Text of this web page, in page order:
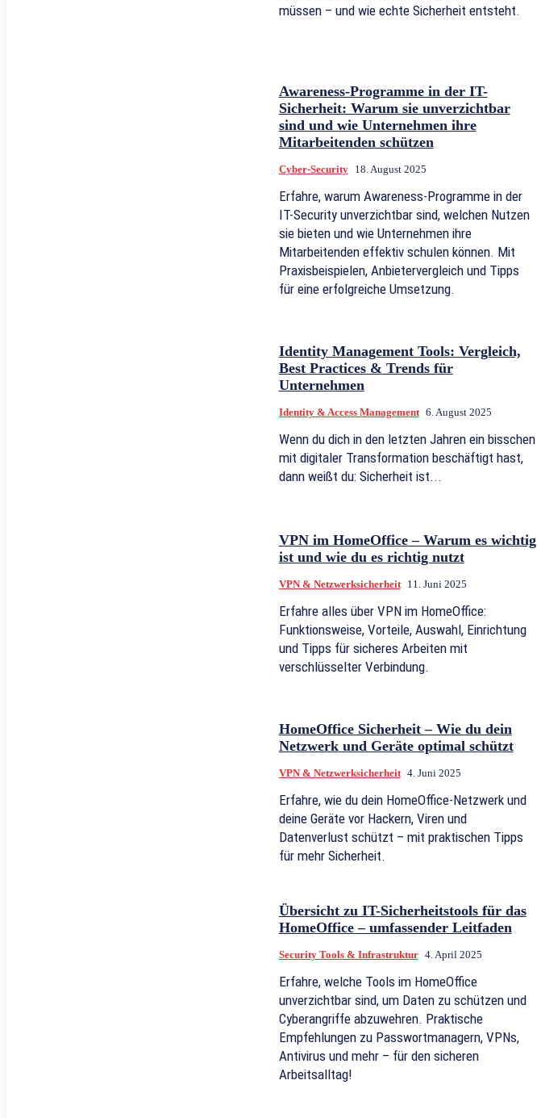
müssen – und wie echte Sicherheit entsteht.
Awareness-Programme in der IT-
Sicherheit: Warum sie unverzichtbar
sind und wie Unternehmen ihre
Mitarbeitenden schützen
Cyber-Security 18. August 2025
Erfahre, warum Awareness-Programme in der
IT-Security unverzichtbar sind, welchen Nutzen
sie bieten und wie Unternehmen ihre
Mitarbeitenden effektiv schulen können. Mit
Praxisbeispielen, Anbietervergleich und Tipps
für eine erfolgreiche Umsetzung.
Identity Management Tools: Vergleich,
Best Practices & Trends für
Unternehmen
Identity & Access Management 6. August 2025
Wenn du dich in den letzten Jahren ein bisschen
mit digitaler Transformation beschäftigt hast,
dann weißt du: Sicherheit ist...
VPN im HomeOffice – Warum es wichtig
ist und wie du es richtig nutzt
VPN & Netzwerksicherheit 11. Juni 2025
Erfahre alles über VPN im HomeOffice:
Funktionsweise, Vorteile, Auswahl, Einrichtung
und Tipps für sicheres Arbeiten mit
verschlüsselter Verbindung.
HomeOffice Sicherheit – Wie du dein
Netzwerk und Geräte optimal schützt
VPN & Netzwerksicherheit 4. Juni 2025
Erfahre, wie du dein HomeOffice-Netzwerk und
deine Geräte vor Hackern, Viren und
Datenverlust schützt – mit praktischen Tipps
für mehr Sicherheit.
Übersicht zu IT-Sicherheitstools für das
HomeOffice – umfassender Leitfaden
Security Tools & Infrastruktur 4. April 2025
Erfahre, welche Tools im HomeOffice
unverzichtbar sind, um Daten zu schützen und
Cyberangriffe abzuwehren. Praktische
Empfehlungen zu Passwortmanagern, VPNs,
Antivirus und mehr – für den sicheren
Arbeitsalltag!